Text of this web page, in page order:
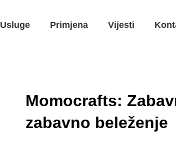
Usluge Primjena Vijesti
Momocrafts:
zabavno beleženje